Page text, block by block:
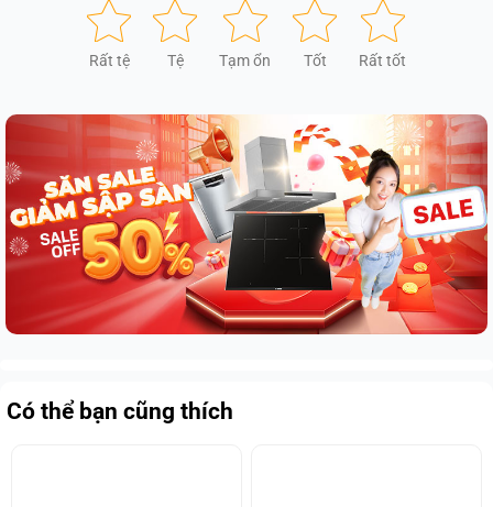
Rất tệ Tệ Tạm ổn Tốt Rất tốt
Có thể bạn cũng thích